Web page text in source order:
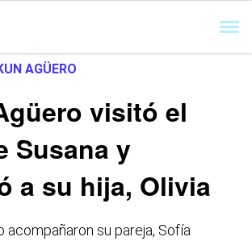
AGÜERO
visitó el
Susana y
a su hija, Olivia
acompañaron su pareja, Sofía